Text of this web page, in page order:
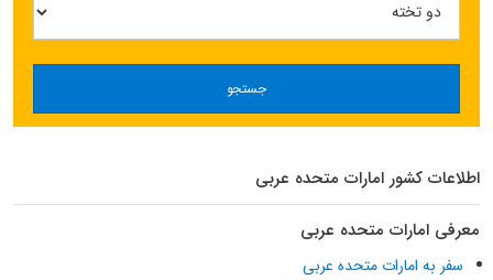
جستجو
اطلاعات کشور امارات متحده عربی
معرفی امارات متحده عربی
سفر به امارات متحده عربی